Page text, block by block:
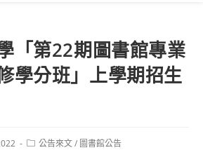
「第22期圖書館專業
學分班」上學期招生
Post公告來文/ 圖書館公告